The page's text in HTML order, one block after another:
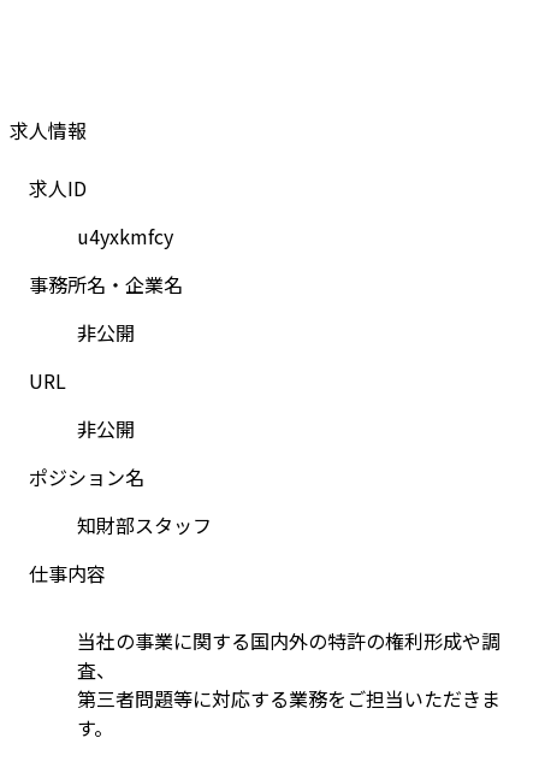
求人情報
求人ID
u4yxkmfcy
事務所名・企業名
非公開
URL
非公開
ポジション名
知財部スタッフ
仕事内容
当社の事業に関する国内外の特許の権利形成や調
査、
第三者問題等に対応する業務をご担当いただきま
す。